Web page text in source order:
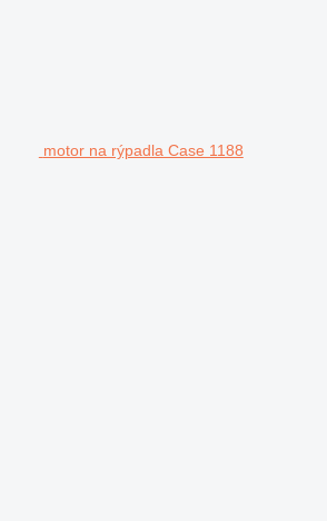
motor na rýpadla Case 1188